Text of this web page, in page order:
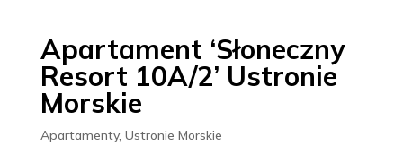
Apartament ‘Słoneczny
Resort 10A/2’ Ustronie
Morskie
Apartamenty, Ustronie Morskie